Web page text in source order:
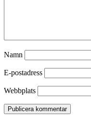
Namn
E-postadress
Webbplats